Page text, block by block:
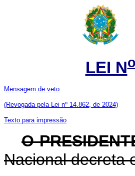
LEI No
Mensagem de veto
(Revogada pela Lei nº 14.862, de 2024)
Texto para impressão
O
Nacional decreta